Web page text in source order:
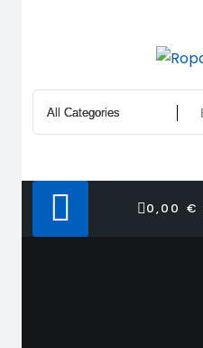
0,00 €